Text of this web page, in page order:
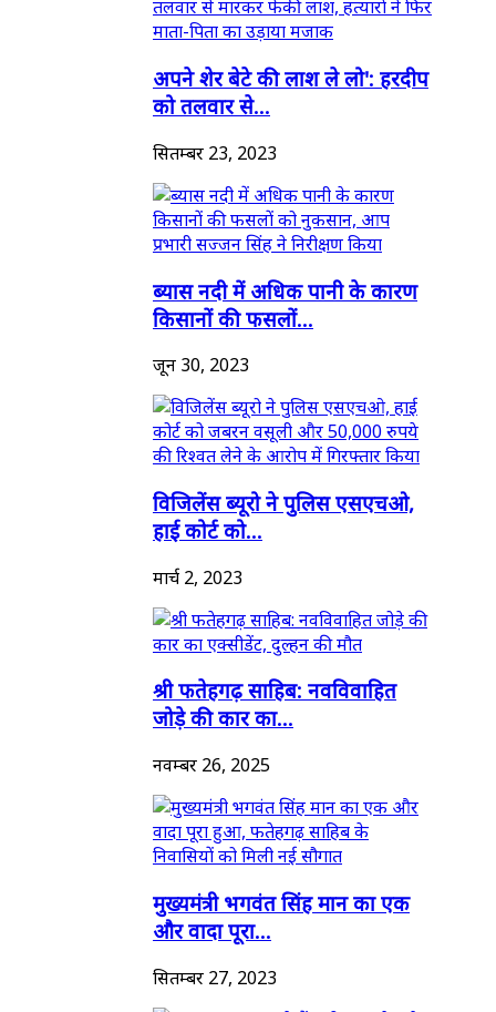
अपने शेर बेटे की लाश ले लो': हरदीप
को तलवार से...
सितम्बर 23, 2023
ब्यास नदी में अधिक पानी के कारण
किसानों की फसलों...
जून 30, 2023
विजिलेंस ब्यूरो ने पुलिस एसएचओ,
हाई कोर्ट को...
मार्च 2, 2023
श्री फतेहगढ़ साहिब: नवविवाहित
जोड़े की कार का...
नवम्बर 26, 2025
मुख्यमंत्री भगवंत सिंह मान का एक
और वादा पूरा...
सितम्बर 27, 2023